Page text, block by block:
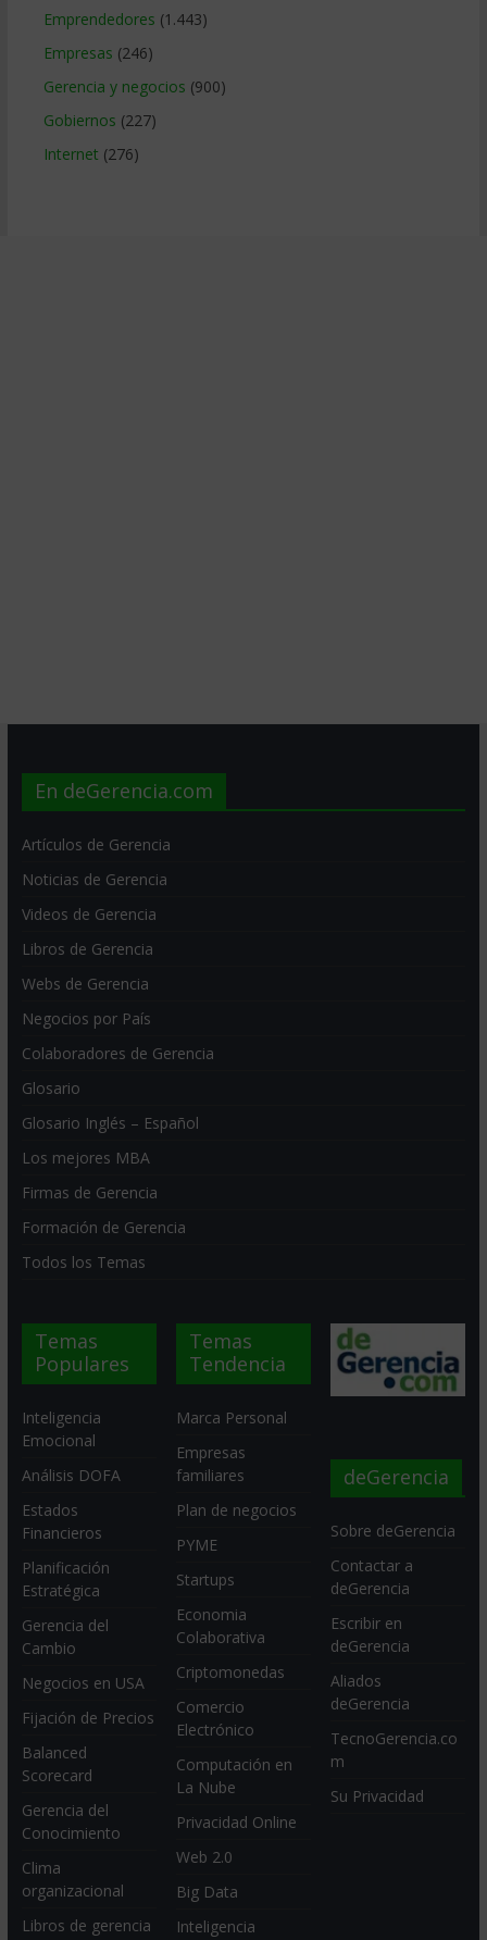
Emprendedores (1.443)
Empresas (246)
Gerencia y negocios (900)
Gobiernos (227)
Internet (276)
En deGerencia.com
Artículos de Gerencia
Noticias de Gerencia
Videos de Gerencia
Libros de Gerencia
Webs de Gerencia
Negocios por País
Colaboradores de Gerencia
Glosario
Glosario Inglés – Español
Los mejores MBA
Firmas de Gerencia
Formación de Gerencia
Todos los Temas
Temas
Populares
Inteligencia
Emocional
Análisis DOFA
Estados
Financieros
Planificación
Estratégica
Gerencia del
Cambio
Negocios en USA
Fijación de Precios
Balanced
Scorecard
Gerencia del
Conocimiento
Clima
organizacional
Libros de gerencia
Temas
Tendencia
Marca Personal
Empresas
familiares
Plan de negocios
PYME
Startups
Economia
Colaborativa
Criptomonedas
Comercio
Electrónico
Computación en
La Nube
Privacidad Online
Web 2.0
Big Data
Inteligencia
deGerencia
Sobre deGerencia
Contactar a
deGerencia
Escribir en
deGerencia
Aliados
deGerencia
TecnoGerencia.co
m
Su Privacidad